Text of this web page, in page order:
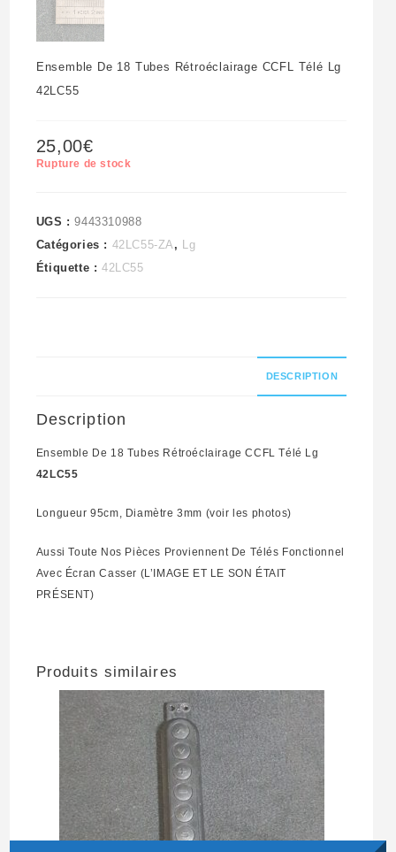
Ensemble De 18 Tubes Rétroéclairage CCFL Télé Lg
42LC55
25,00€
Rupture de stock
UGS :9443310988
Catégories : 42LC55-ZA , Lg
Étiquette :42LC55
DESCRIPTION
Description
Ensemble De 18 Tubes Rétroéclairage CCFL Télé Lg
42LC55
Longueur 95cm, Diamètre 3mm (voir les photos)
Aussi Toute Nos Pièces Proviennent De Télés Fonctionnel
Avec Écran Casser (L’IMAGE ET LE SON ÉTAIT
PRÉSENT)
Produits similaires